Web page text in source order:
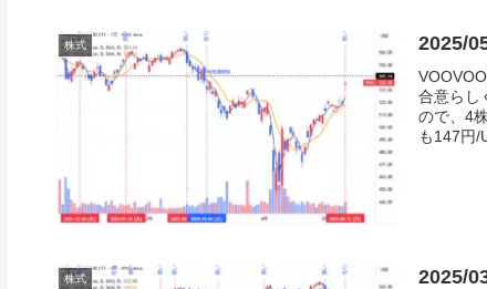
株式 2025/
合意らし
ので、4
も147円/
株式 2025/